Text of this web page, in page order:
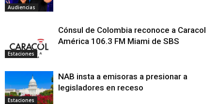
Audiencias
Estaciones
Cónsul de Colombia reconoce a Caracol
América 106.3 FM Miami de SBS
Estaciones
NAB insta a emisoras a presionar a
legisladores en receso